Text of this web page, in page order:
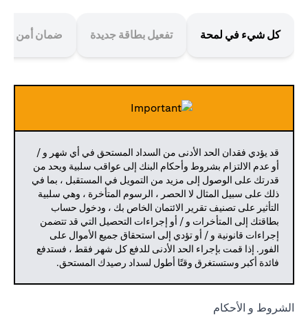
كل شيء في لمحة تفعيل بطاقة جديدة ضمان أمن
قد يؤدي فقدان الحد الأدنى من السداد المستحق في أي شهر و /
أو عدم الالتزام بشروط وأحكام البنك إلى عواقب سلبية ويحد من
قدرتك على الوصول إلى مزيد من التمويل في المستقبل ، بما في
ذلك على سبيل المثال لا الحصر ، الرسوم المتأخرة ، وهي سلبية
التأثير على تصنيف تقرير الائتمان الخاص بك ، ودخول حساب
بطاقتك إلى المتأخرات و / أو إجراءات التحصيل التي قد تتضمن
إجراءات قانونية و / أو تؤدي إلى استحقاق جميع الأموال على
الفور. إذا قمت بإجراء الحد الأدنى للدفع كل شهر فقط ، فستدفع
فائدة أكبر وستستغرق وقتًا أطول لسداد رصيدك المستحق.
الشروط و الأحكام